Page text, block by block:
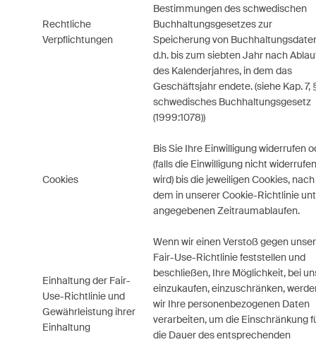
Rechtliche
Verpflichtungen
Bestimmungen des schwedischen
Buchhaltungsgesetzes zur
Speicherung von
d.h. bis zum siebten Jahr nach
des Kalenderjahres, in dem das
Geschäftsjahr endete. (siehe Kap. 7,
schwedisches Buchhaltungsgesetz
(1999:1078))
Cookies
Bis Sie Ihre Einwilligung widerrufen
(falls die Einwilligung nicht widerrufen
wird) bis die jeweiligen Cookies, nach
dem in unserer Cookie-Richtlinie
angegebenen Zeitraumablaufen.
Einhaltung der Fair-
Use-Richtlinie und
Gewährleistung ihrer
Einhaltung
Wenn wir einen Verstoß gegen
Fair-Use-Richtlinie feststellen und
beschließen, Ihre Möglichkeit, bei
einzukaufen, einzuschränken,
wir Ihre personenbezogenen Daten
verarbeiten, um die Einschränkung
die Dauer des entsprechenden